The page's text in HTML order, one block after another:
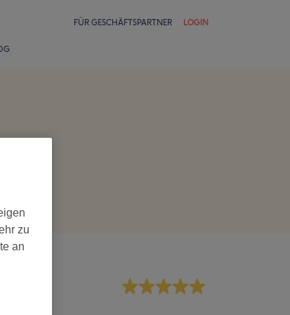
FÜR GESCHÄFTSPARTNER LOGIN
zu
an